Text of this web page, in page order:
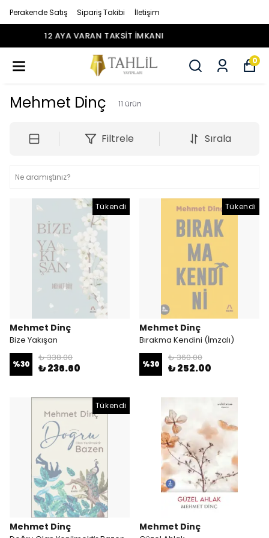
Perakende Satış Sipariş Takibi İletişim
12 AYA VARAN TAKSİT İMKANI
0
Mehmet Dinç 11 ürün
Filtrele Sırala
Tükendi
Mehmet Dinç
Bize Yakışan
%30
₺ 338.00
₺ 236.60
Tükendi
Mehmet Dinç
Bırakma Kendini (İmzalı)
%30
₺ 360.00
₺ 252.00
Tükendi
Mehmet Dinç Mehmet Dinç